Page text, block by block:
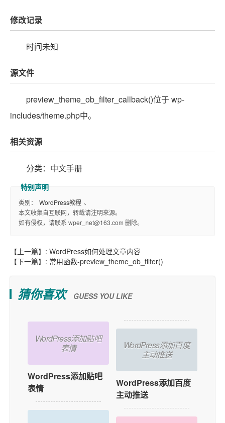
修改记录
时间未知
源文件
preview_theme_ob_filter_callback()位于 wp-
includes/theme.php中。
相关资源
分类：中文手册
类别： WordPress教程 、
本文收集自互联网，转载请注明来源。
如有侵权，请联系 wper_net@163.com 删除。
【上一篇】: WordPress如何处理文章内容
【下一篇】: 常用函数-preview_theme_ob_filter()
猜你喜欢 GUESS YOU LIKE
WordPress添加贴吧
表情
WordPress添加贴吧
表情
WordPress添加百度
主动推送
WordPress添加百度
主动推送